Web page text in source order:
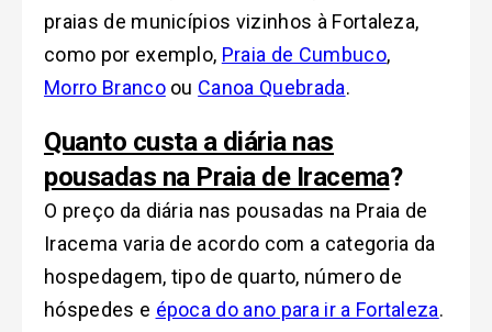
praias de municípios vizinhos à Fortaleza,
como por exemplo, Praia de Cumbuco,
Morro Brancoou Canoa Quebrada.
Quanto custa a diária nas
pousadas na Praia de Iracema?
O preço da diária nas pousadas na Praia de
Iracema varia de acordo com a categoria da
hospedagem, tipo de quarto, número de
hóspedes e época do ano para ir a Fortaleza.